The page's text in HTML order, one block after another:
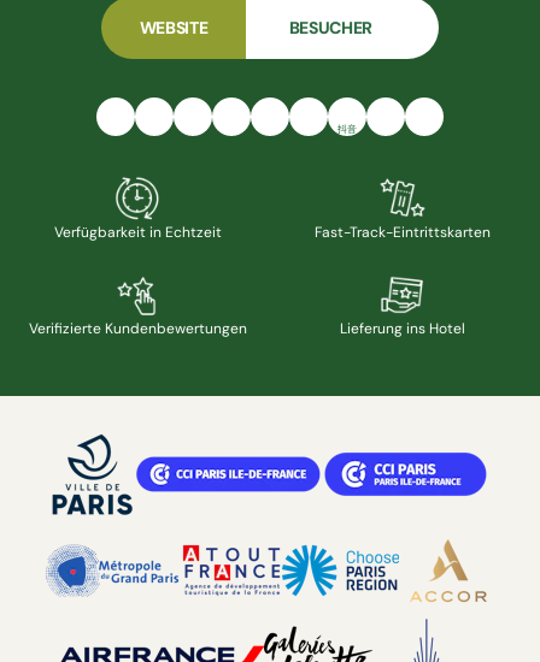
WEBSITE BESUCHER
抖音
Verfügbarkeit in Echtzeit Fast-Track-Eintrittskarten
Verifizierte Kundenbewertungen Lieferung ins Hotel